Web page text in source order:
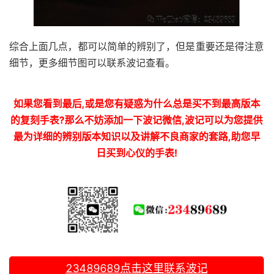
综合上面几点，都可以简单的辨别了，但是重要还是得注意
细节，更多细节图可以联系波记查看。
如果您看到最后,或是您有疑惑为什么总是买不到最高版本
的复刻手表?那么不妨添加一下波记微信,波记可以为您提供
最为详细的辨别版本知识以及讲解不良商家的套路,助您早
日买到心仪的手表!
23489689点击这里联系波记